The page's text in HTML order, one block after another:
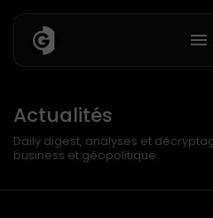
Actualités
Daily digest, analyses et
business et géopolitique.